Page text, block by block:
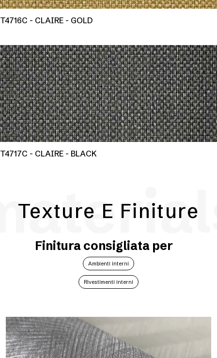
T4716C - CLAIRE - GOLD
T4717C - CLAIRE - BLACK
Texture E Finiture
Finitura consigliata per
Ambienti interni
Rivestimenti interni